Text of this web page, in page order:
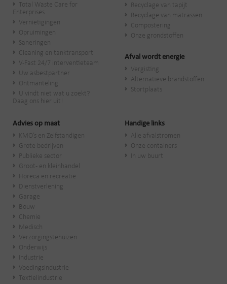
Total Waste Care for
Enterprises
Vernietigingen
Opruimingen
Saneringen
Cleaning en tanktransport
V-Fast 24/7 interventieteam
Uw asbestpartner
Ontmanteling
U vindt niet wat u zoekt?
Daag ons hier uit!
Recyclage van tapijt
Recyclage van matrassen
Compostering
Onze grondstoffen
Afval wordt energie
Vergisting
Alternatieve brandstoffen
Stortplaats
Advies op maat
KMO’s en Zelfstandigen
Grote bedrijven
Publieke sector
Groot- en kleinhandel
Horeca en recreatie
Dienstverlening
Garage
Bouw
Chemie
Medisch
Verzorgingstehuizen
Onderwijs
Industrie
Voedingsindustrie
Textielindustrie
Handige links
Alle afvalstromen
Onze containers
In uw buurt